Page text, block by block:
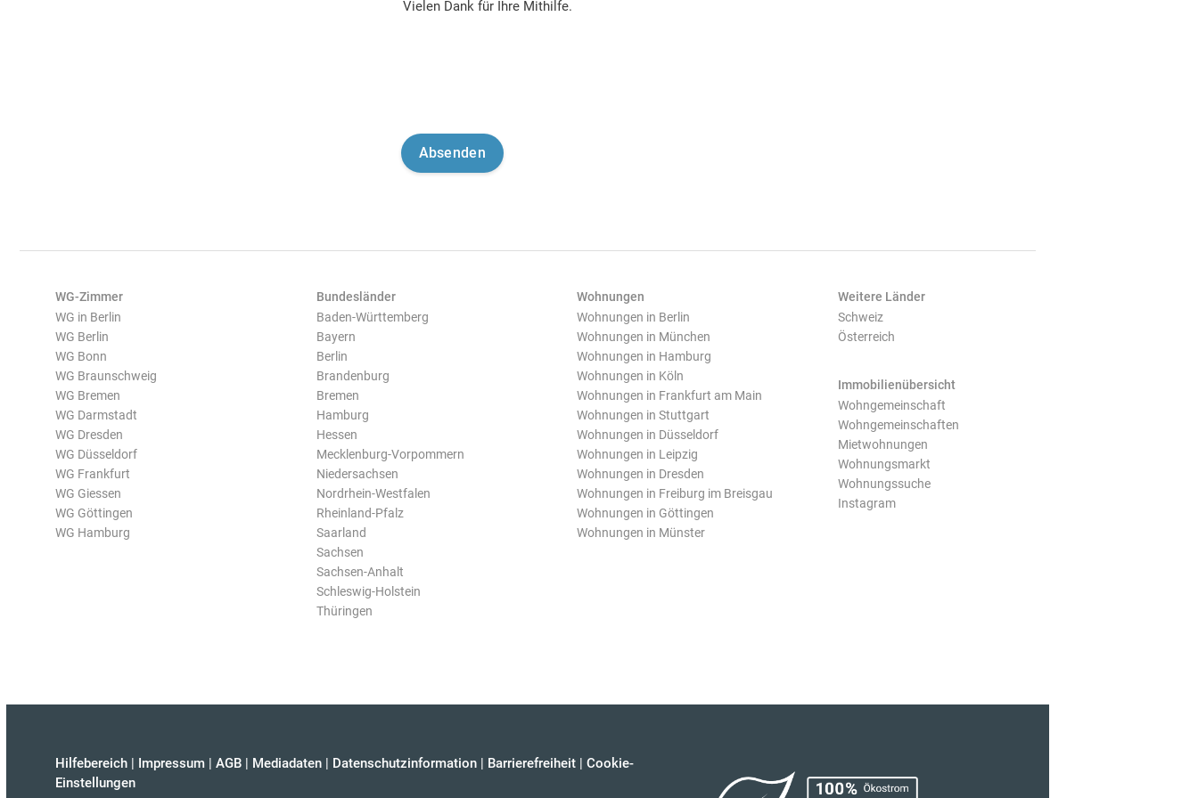
Vielen Dank für Ihre Mithilfe.
WG-Zimmer
WG in Berlin
WG Berlin
WG Bonn
WG Braunschweig
WG Bremen
WG Darmstadt
WG Dresden
WG Düsseldorf
WG Frankfurt
WG Giessen
WG Göttingen
WG Hamburg
Bundesländer
Baden-Württemberg
Bayern
Berlin
Brandenburg
Bremen
Hamburg
Hessen
Mecklenburg-Vorpommern
Niedersachsen
Nordrhein-Westfalen
Rheinland-Pfalz
Saarland
Sachsen
Sachsen-Anhalt
Schleswig-Holstein
Thüringen
Wohnungen
Wohnungen in Berlin
Wohnungen in München
Wohnungen in Hamburg
Wohnungen in Köln
Wohnungen in Frankfurt am Main
Wohnungen in Stuttgart
Wohnungen in Düsseldorf
Wohnungen in Leipzig
Wohnungen in Dresden
Wohnungen in Freiburg im Breisgau
Wohnungen in Göttingen
Wohnungen in Münster
Weitere Länder
Schweiz
Österreich
Immobilienübersicht
Wohngemeinschaft
Wohngemeinschaften
Mietwohnungen
Wohnungsmarkt
Wohnungssuche
Instagram
Hilfebereich | Impressum | AGB | Mediadaten | Datenschutzinformation | Barrierefreiheit | Cookie-
Einstellungen